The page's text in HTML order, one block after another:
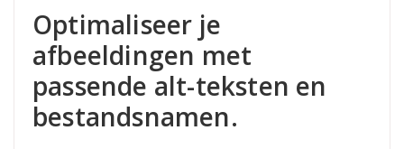
Optimaliseer je
afbeeldingen met
passende alt-teksten en
bestandsnamen.